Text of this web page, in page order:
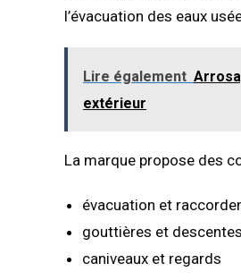
l’évacuation des eaux
Lire également
extérieur
La marque propose des
évacuation et
gouttières et descentes
caniveaux et regards